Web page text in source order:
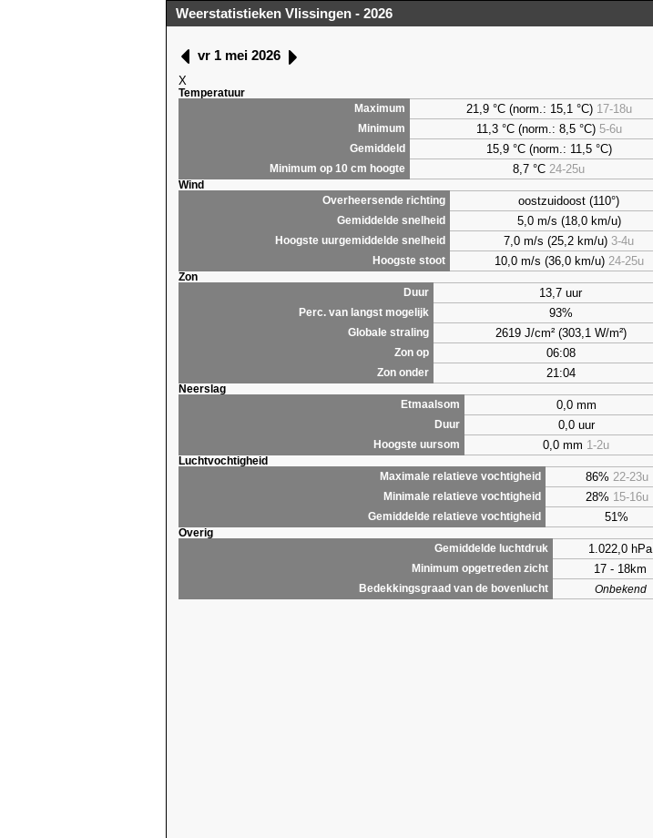
Weerstatistieken Vlissingen - 2026
vr 1 mei 2026
X
Temperatuur
Maximum
21,9 °C (norm.: 15,1 °C) 17-18u
Minimum 11,3 °C (norm.: 8,5 °C) 5-6u
Gemiddeld 15,9 °C (norm.: 11,5 °C)
Minimum op 10 cm hoogte 8,7 °C 24-25u
Wind
Overheersende richting
oostzuidoost (110°)
Gemiddelde snelheid 5,0 m/s (18,0 km/u)
Hoogste uurgemiddelde snelheid 7,0 m/s (25,2 km/u) 3-4u
Hoogste stoot 10,0 m/s (36,0 km/u) 24-25u
Zon
Duur
13,7 uur
Perc. van langst mogelijk 93%
Globale straling 2619 J/cm² (303,1 W/m²)
Zon op 06:08
Zon onder 21:04
Neerslag
Etmaalsom
0,0 mm
Duur 0,0 uur
Hoogste uursom 0,0 mm 1-2u
Luchtvochtigheid
Maximale relatieve vochtigheid
86% 22-23u
Minimale relatieve vochtigheid 28% 15-16u
Gemiddelde relatieve vochtigheid 51%
Overig
Gemiddelde luchtdruk
1.022,0 hPa
Minimum opgetreden zicht 17 - 18km
Bedekkingsgraad van de bovenlucht Onbekend